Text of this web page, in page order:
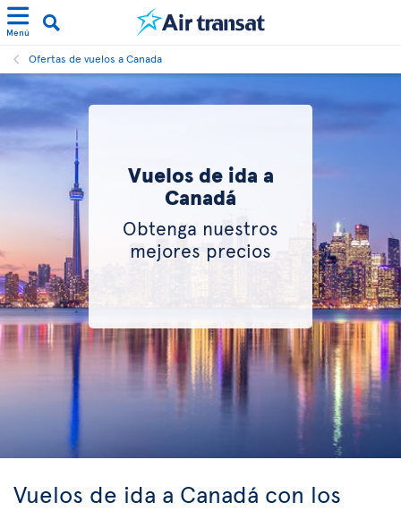
Menú
Ofertas de vuelos a Canada
Vuelos de ida a
Canadá
Obtenga nuestros
mejores precios
Vuelos de ida a Canadá con los